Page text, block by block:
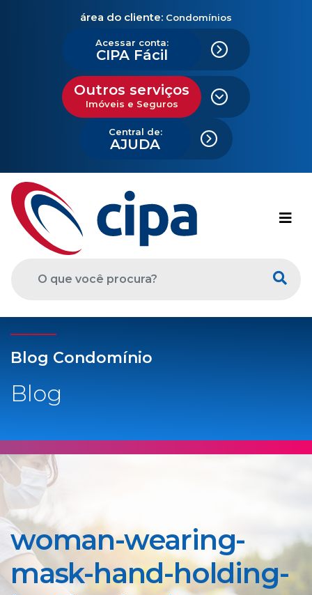
área do cliente: Condomínios
Acessar conta:
CIPA Fácil
Outros serviços
Imóveis e Seguros
Central de:
AJUDA
Blog Condomínio
Blog
woman-wearing-
mask-hand-holding-